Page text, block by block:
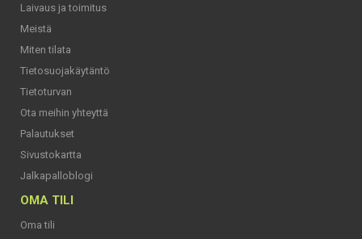
Laivaus ja toimitus
Meistä
Miten tilata
Tietosuojakäytäntö
Tietoturvan
Ota meihin yhteyttä
Palautukset
Sivustokartta
Jalkapalloblogi
OMA TILI
Oma tili